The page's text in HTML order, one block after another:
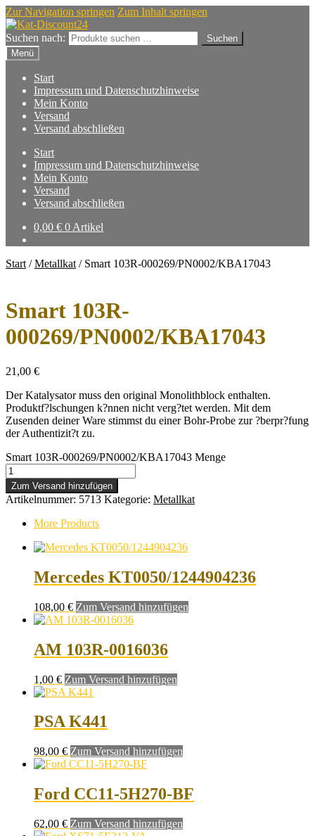
Zur Navigation springen Zum Inhalt springen
Suchen nach:
Suchen
Menü
Start
Impressum und Datenschutzhinweise
Mein Konto
Versand
Versand abschließen
Start
Impressum und Datenschutzhinweise
Mein Konto
Versand
Versand abschließen
0,00 € 0 Artikel
Start /Metallkat / Smart 103R-000269/PN0002/KBA17043
Smart 103R-
000269/PN0002/KBA17043
21,00 €
Der Katalysator muss den original Monolithblock enthalten.
Produktf?lschungen k?nnen nicht verg?tet werden. Mit dem
Zusenden deiner Ware stimmst du einer Bohr-Probe zur ?berpr?fung
der Authentizit?t zu.
Smart 103R-000269/PN0002/KBA17043 Menge
Zum Versand hinzufügen
Artikelnummer: 5713 Kategorie: Metallkat
More Products
Mercedes KT0050/1244904236
108,00 € Zum Versand hinzufügen
AM 103R-0016036
1,00 € Zum Versand hinzufügen
PSA K441
98,00 € Zum Versand hinzufügen
Ford CC11-5H270-BF
62,00 € Zum Versand hinzufügen